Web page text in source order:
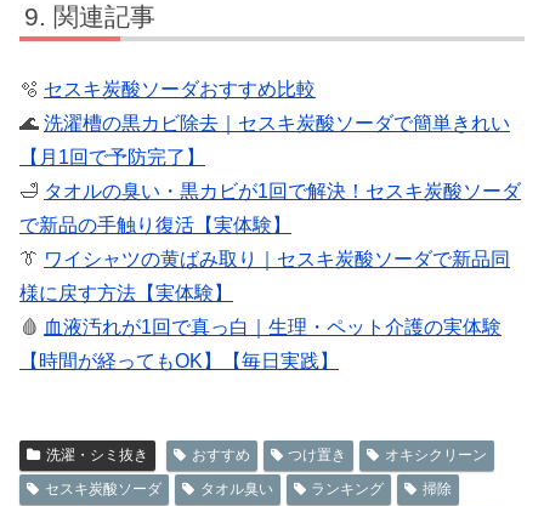
関連記事
🫧 セスキ炭酸ソーダおすすめ比較
🌊 洗濯槽の黒カビ除去｜セスキ炭酸ソーダで簡単きれい
【月1回で予防完了】
🛁 タオルの臭い・黒カビが1回で解決！セスキ炭酸ソーダ
で新品の手触り復活【実体験】
👔 ワイシャツの黄ばみ取り｜セスキ炭酸ソーダで新品同
様に戻す方法【実体験】
🩸 血液汚れが1回で真っ白｜生理・ペット介護の実体験
【時間が経ってもOK】【毎日実践】
洗濯・シミ抜き おすすめ つけ置き
オキシクリーン
セスキ炭酸ソーダ
タオル臭い ランキング
掃除